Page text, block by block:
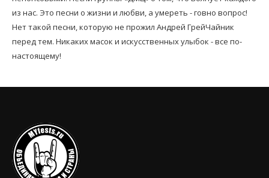
из нас. Это песни о жизни и любви, а умереть - говно вопрос!
Нет такой песни, которую не прожил Андрей ГрейЧайник
перед тем. Никаких масок и искусственных улыбок - все по-
настоящему!